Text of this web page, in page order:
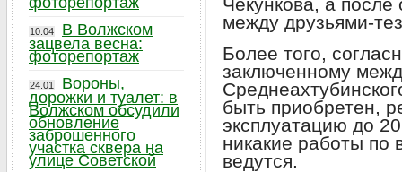
между друзьями-
Более того,
заключенному
быть приобретен,
эксплуатацию до
никакие работы по
ведутся.
10.04
В Волжском
зацвела весна:
фоторепортаж
24.01
Вороны,
дорожки и туалет: в
Волжском обсудили
обновление
заброшенного
участка сквера на
улице Советской